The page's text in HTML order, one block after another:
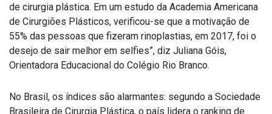
de cirurgia plástica. Em um estudo da Academia Americana
de Cirurgiões Plásticos, verificou-se que a motivação de
55% das pessoas que fizeram rinoplastias, em 2017, foi o
desejo de sair melhor em selfies”, diz Juliana Góis,
Orientadora Educacional do Colégio Rio Branco.
No Brasil, os índices são alarmantes: segundo a Sociedade
Brasileira de Cirurgia Plástica, o país lidera o ranking de